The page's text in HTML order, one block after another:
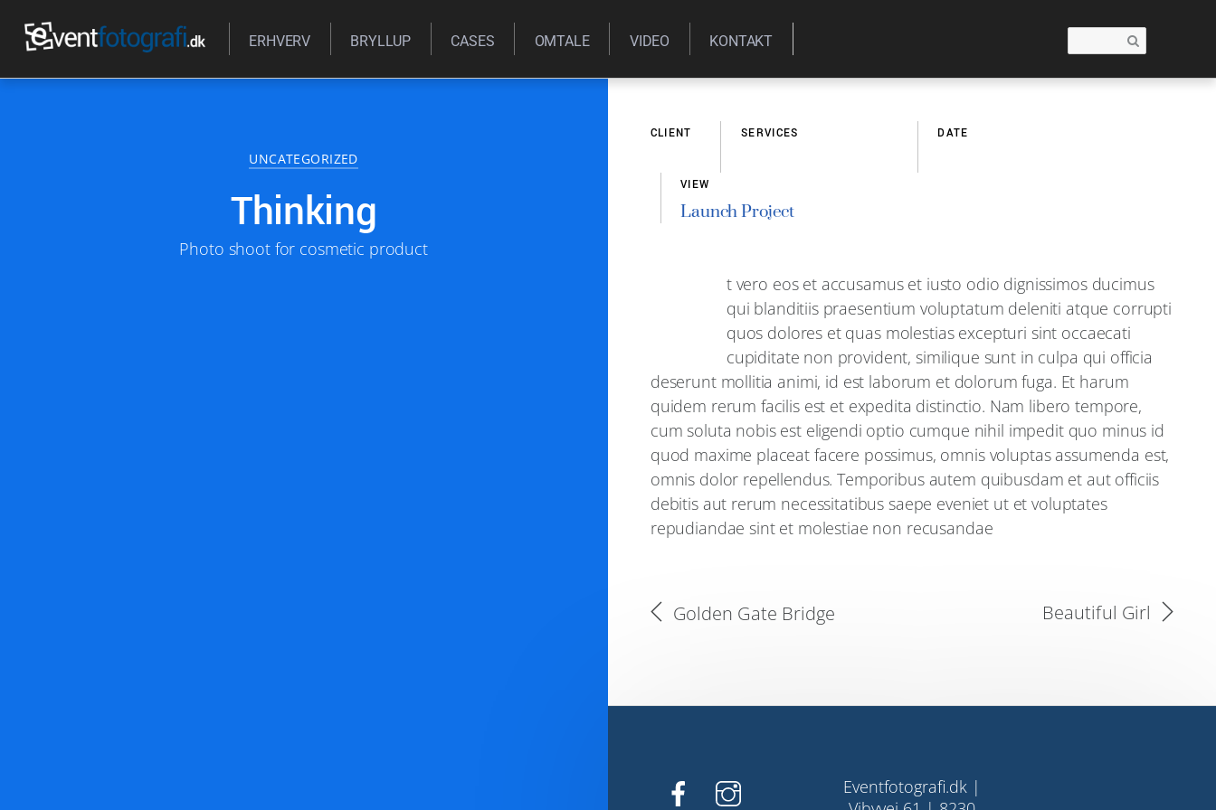
ERHVERV BRYLLUP CASES OMTALE VIDEO KONTAKT
UNCATEGORIZED
Thinking
Photo shoot for cosmetic product
CLIENT SERVICES DATE
VIEW
Launch Project
t vero eos et accusamus et iusto odio dignissimos ducimus
qui blanditiis praesentium voluptatum deleniti atque corrupti
quos dolores et quas molestias excepturi sint occaecati
cupiditate non provident, similique sunt in culpa qui officia
deserunt mollitia animi, id est laborum et dolorum fuga. Et harum
quidem rerum facilis est et expedita distinctio. Nam libero tempore,
cum soluta nobis est eligendi optio cumque nihil impedit quo minus id
quod maxime placeat facere possimus, omnis voluptas assumenda est,
omnis dolor repellendus. Temporibus autem quibusdam et aut officiis
debitis aut rerum necessitatibus saepe eveniet ut et voluptates
repudiandae sint et molestiae non recusandae
Golden Gate Bridge Beautiful Girl
Eventfotografi.dk |